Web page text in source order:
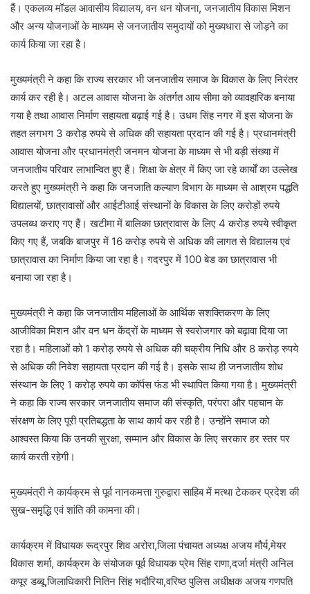
हैं। एकलव्य मॉडल आवासीय विद्यालय, वन धन योजना, जनजातीय विकास मिशन
और अन्य योजनाओं के माध्यम से जनजातीय समुदायों को मुख्यधारा से जोड़ने का
कार्य किया जा रहा है।
मुख्यमंत्री ने कहा कि राज्य सरकार भी जनजातीय समाज के विकास के लिए निरंतर
कार्य कर रही है। अटल आवास योजना के अंतर्गत आय सीमा को व्यावहारिक बनाया
गया है तथा आवास निर्माण सहायता बढ़ाई गई है। उधम सिंह नगर में इस योजना के
तहत लगभग 3 करोड़ रुपये से अधिक की सहायता प्रदान की गई है। प्रधानमंत्री
आवास योजना और प्रधानमंत्री जनमन योजना के माध्यम से भी बड़ी संख्या में
जनजातीय परिवार लाभान्वित हुए हैं। शिक्षा के क्षेत्र में किए जा रहे कार्यों का उल्लेख
करते हुए मुख्यमंत्री ने कहा कि जनजाति कल्याण विभाग के माध्यम से आश्रम पद्धति
विद्यालयों, छात्रावासों और आईटीआई संस्थानों के विकास के लिए करोड़ों रुपये
उपलब्ध कराए गए हैं। खटीमा में बालिका छात्रावास के लिए 4 करोड़ रुपये स्वीकृत
किए गए हैं, जबकि बाजपुर में 16 करोड़ रुपये से अधिक की लागत से विद्यालय एवं
छात्रावास का निर्माण किया जा रहा है। गदरपुर में 100 बेड का छात्रावास भी
बनाया जा रहा है।
मुख्यमंत्री ने कहा कि जनजातीय महिलाओं के आर्थिक सशक्तिकरण के लिए
आजीविका मिशन और वन धन केंद्रों के माध्यम से स्वरोजगार को बढ़ावा दिया जा
रहा है। महिलाओं को 1 करोड़ रुपये से अधिक की चक्रीय निधि और 8 करोड़ रुपये
से अधिक की निवेश सहायता प्रदान की गई है। इसके साथ ही जनजातीय शोध
संस्थान के लिए 1 करोड़ रुपये का कॉर्पस फंड भी स्थापित किया गया है। मुख्यमंत्री
ने कहा कि राज्य सरकार जनजातीय समाज की संस्कृति, परंपरा और पहचान के
संरक्षण के लिए पूरी प्रतिबद्धता के साथ कार्य कर रही है। उन्होंने समाज को
आश्वस्त किया कि उनकी सुरक्षा, सम्मान और विकास के लिए सरकार हर स्तर पर
कार्य करती रहेगी।
मुख्यमंत्री ने कार्यक्रम से पूर्व नानकमत्ता गुरुद्वारा साहिब में मत्था टेककर प्रदेश की
सुख-समृद्धि एवं शांति की कामना की।
कार्यक्रम में विधायक रूद्रपुर शिव अरोरा,जिला पंचायत अध्यक्ष अजय मौर्य,मेयर
विकास शर्मा, कार्यक्रम के संयोजक पूर्व विधायक प्रेम सिंह राणा,दर्जा मंत्री अनिल
कपूर डब्बू,जिलाधिकारी नितिन सिंह भदौरिया,वरिष्ठ पुलिस अधीक्षक अजय गणपति